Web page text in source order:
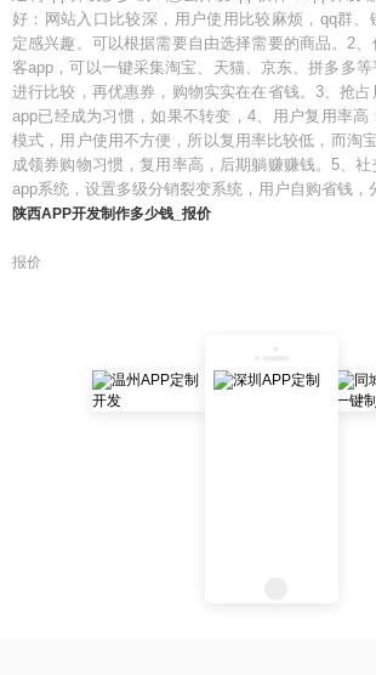
好：网站入口比较深，用户使用比较麻烦，qq群、
定感兴趣。可以根据需要自由选择需要的商品。2
客app，可以一键采集淘宝、天猫、京东、拼多多
进行比较，再优惠券，购物实实在在省钱。3、抢
app已经成为习惯，如果不转变，4、用户复用率高
模式，用户使用不方便，所以复用率比较低，而淘
成领券购物习惯，复用率高，后期躺赚赚钱。5、
app系统，设置多级分销裂变系统，用户自购省钱，
陕西APP开发制作多少钱_报价
报价